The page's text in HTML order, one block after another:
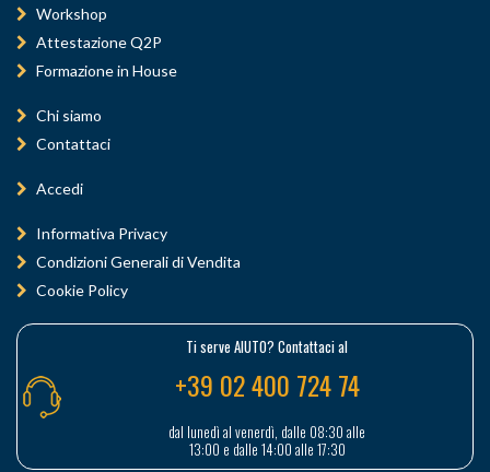
Workshop
Attestazione Q2P
Formazione in House
Chi siamo
Contattaci
Accedi
Informativa Privacy
Condizioni Generali di Vendita
Cookie Policy
Ti serve AIUTO? Contattaci al
+39 02 400 724 74
dal lunedì al venerdì, dalle 08:30 alle
13:00 e dalle 14:00 alle 17:30